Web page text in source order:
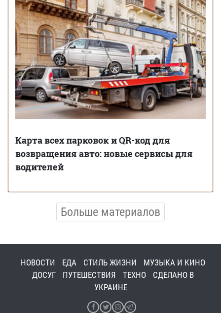
Карта всех парковок и QR-код для
возвращения авто: новые сервисы для
водителей
Больше материалов
НОВОСТИ ЕДА СТИЛЬ ЖИЗНИ
МУЗЫКА И КИНО
ДОСУГ
ПУТЕШЕСТВИЯ ТЕХНО
СДЕЛАНО В
УКРАИНЕ